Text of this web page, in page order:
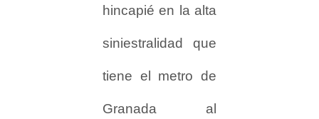
hincapié en la alta
siniestralidad que
tiene el metro de
Granada al